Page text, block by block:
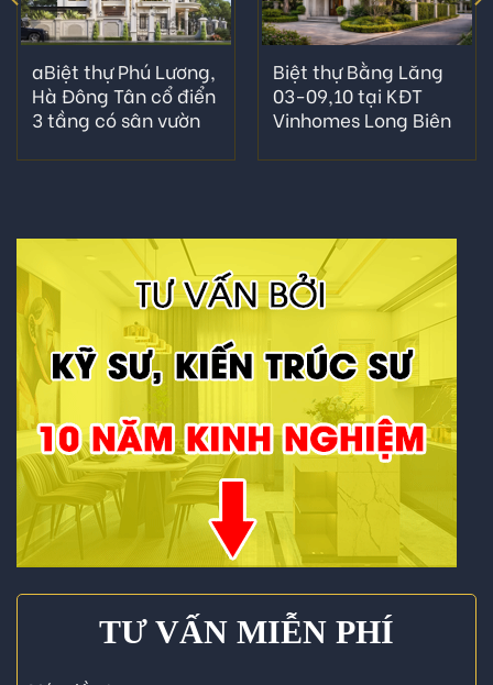
aBiệt thự Phú Lương,
Hà Đông Tân cổ điển
3 tầng có sân vườn
Biệt thự Bằng Lăng
03-09,10 tại KĐT
Vinhomes Long Biên
TƯ VẤN MIỄN PHÍ